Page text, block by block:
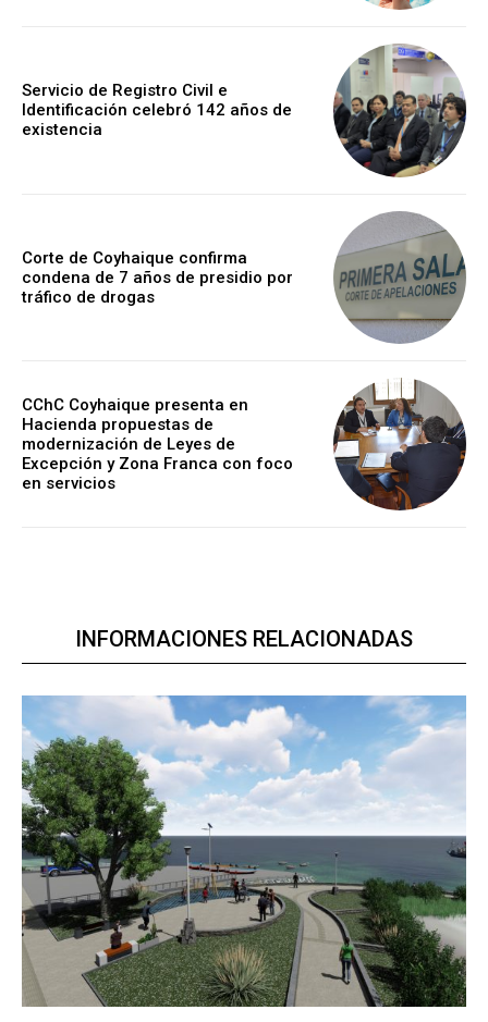
Servicio de Registro Civil e
Identificación celebró 142 años de
existencia
Corte de Coyhaique confirma
condena de 7 años de presidio por
tráfico de drogas
CChC Coyhaique presenta en
Hacienda propuestas de
modernización de Leyes de
Excepción y Zona Franca con foco
en servicios
INFORMACIONES RELACIONADAS